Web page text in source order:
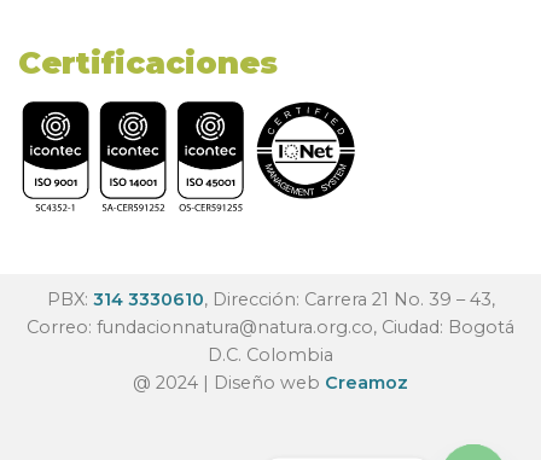
Certificaciones
PBX: 314 3330610, Dirección: Carrera 21 No. 39 – 43,
Correo: fundacionnatura@natura.org.co, Ciudad: Bogotá
D.C. Colombia
@ 2024 | Diseño web Creamoz